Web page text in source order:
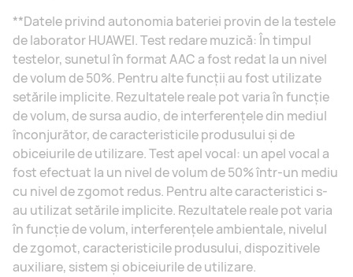
**Datele privind autonomia bateriei provin de la testele
de laborator HUAWEI. Test redare muzică: În timpul
testelor, sunetul în format AAC a fost redat la un nivel
de volum de 50%. Pentru alte funcții au fost utilizate
setările implicite. Rezultatele reale pot varia în funcție
de volum, de sursa audio, de interferențele din mediul
înconjurător, de caracteristicile produsului și de
obiceiurile de utilizare. Test apel vocal: un apel vocal a
fost efectuat la un nivel de volum de 50% într-un mediu
cu nivel de zgomot redus. Pentru alte caracteristici s-
au utilizat setările implicite. Rezultatele reale pot varia
în funcție de volum, interferențele ambientale, nivelul
de zgomot, caracteristicile produsului, dispozitivele
auxiliare, sistem și obiceiurile de utilizare.